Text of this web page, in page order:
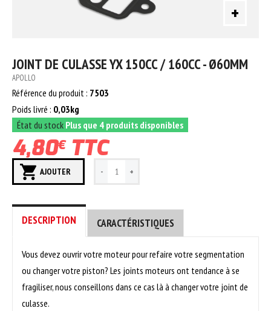
+
JOINT DE CULASSE YX 150CC / 160CC - Ø60MM
APOLLO
Référence du produit : 7503
Poids livré : 0,03kg
État du stock Plus que 4 produits disponibles
4,80€TTC
AJOUTER
DESCRIPTION CARACTÉRISTIQUES
Vous devez ouvrir votre moteur pour refaire votre segmentation
ou changer votre piston? Les joints moteurs ont tendance à se
fragiliser, nous conseillons dans ce cas là à changer votre joint de
culasse.